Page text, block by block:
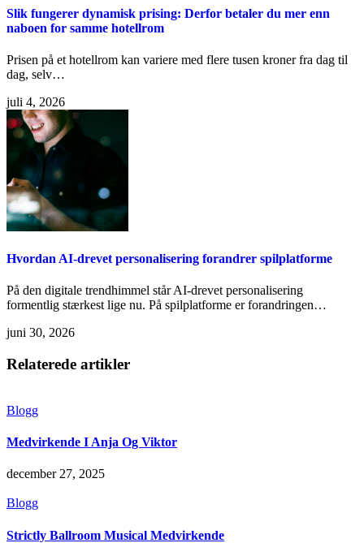
Slik fungerer dynamisk prising: Derfor betaler du mer enn
naboen for samme hotellrom
Prisen på et hotellrom kan variere med flere tusen kroner fra dag til
dag, selv…
juli 4, 2026
Hvordan AI-drevet personalisering forandrer spilplatforme
På den digitale trendhimmel står AI-drevet personalisering
formentlig stærkest lige nu. På spilplatforme er forandringen…
juni 30, 2026
Relaterede artikler
Blogg
Medvirkende I Anja Og Viktor
december 27, 2025
Blogg
Strictly Ballroom Musical Medvirkende